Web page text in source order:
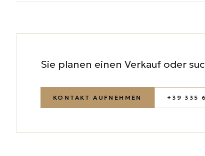
Sie planen einen Verkauf oder
KONTAKT AUFNEHMEN +39 335